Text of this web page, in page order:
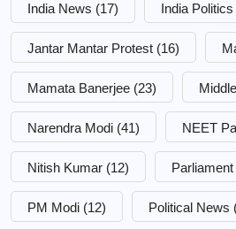
India News (17) India Politics
Jantar Mantar Protest (16)
Mamata Banerjee (23)
Narendra Modi (41) NEET
Nitish Kumar (12)
PM Modi (12) Political News